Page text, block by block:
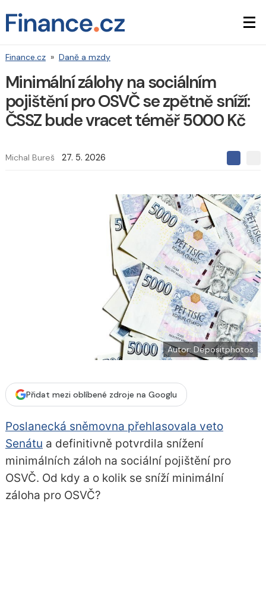
Finance.cz » Daně a mzdy
Minimální zálohy na sociálním
pojištění pro OSVČ se zpětně sníží:
ČSSZ bude vracet téměř 5000 Kč
Michal Bureš 27. 5. 2026
S
í
l
e
t
S
e
j
t
n
a
F
c
e
b
o
o
u
l
e
j
t
e
n
a
s
í
t
i
X
Autor: Depositphotos
Přidat mezi oblíbené zdroje na Googlu
Poslanecká sněmovna přehlasovala veto
Senátu a definitivně potvrdila snížení
minimálních záloh na sociální pojištění pro
OSVČ. Od kdy a o kolik se sníží minimální
záloha pro OSVČ?